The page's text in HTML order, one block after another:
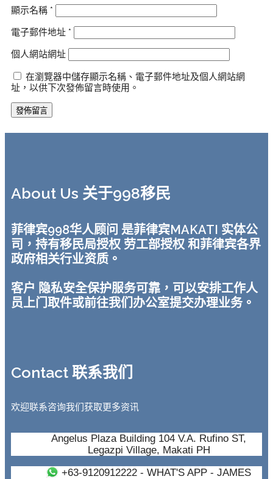
顯示名稱 *
電子郵件地址 *
個人網站網址
在瀏覽器中儲存顯示名稱、電子郵件地址及個人網站網
址，以供下次發佈留言時使用。
About Us 关于998移民
菲律宾998华人顾问 是菲律宾MAKATI 实体公
司，持有移民局授权 劳工部授权 和菲律宾各界
政府相关行业资质。
客户 隐私安全保护服务可靠，可以安排工作人
员上门取件或前往我们办公室提交办理业务。
Contact 联系我们
欢迎联系咨询我们获取更多资讯
Angelus Plaza Building 104 V.A. Rufino ST,
Legazpi Village, Makati PH
+63-9120912222- WHAT'S APP - JAMES